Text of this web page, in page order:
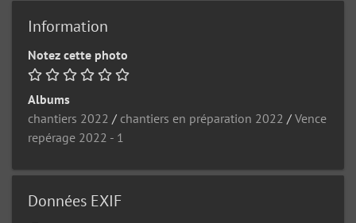
Information
Notez cette photo
Albums
chantiers 2022 / chantiers en préparation 2022 / Vence
repérage 2022 - 1
Données EXIF